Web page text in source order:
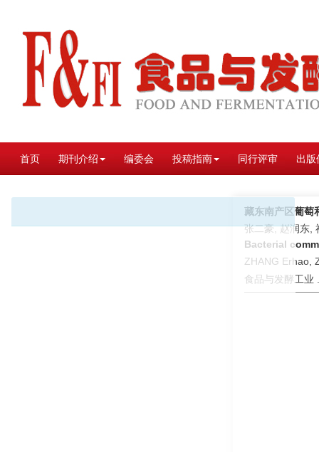
首页 期刊介绍 编委会 投稿指南 同行评审 出版
藏东南产区葡萄
张二豪, 赵润东,
Bacterial
ZHANG Erhao,
食品与发酵工业